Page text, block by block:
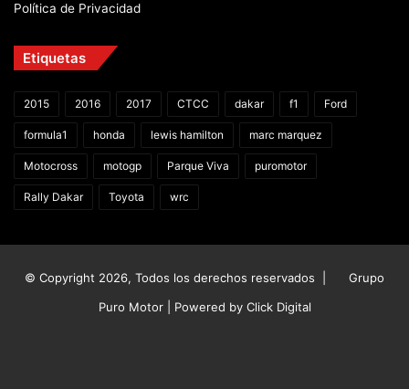
Política de Privacidad
Etiquetas
2015 2016 2017 CTCC dakar f1 Ford
formula1 honda lewis hamilton marc marquez
Motocross motogp Parque Viva puromotor
Rally Dakar Toyota wrc
© Copyright 2026, Todos los derechos reservados |
Grupo
Puro Motor | Powered by Click Digital